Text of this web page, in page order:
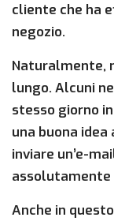
cliente che ha
negozio.
Naturalmente,
lungo. Alcuni
stesso giorno
una buona
inviare un’e-
Anche in